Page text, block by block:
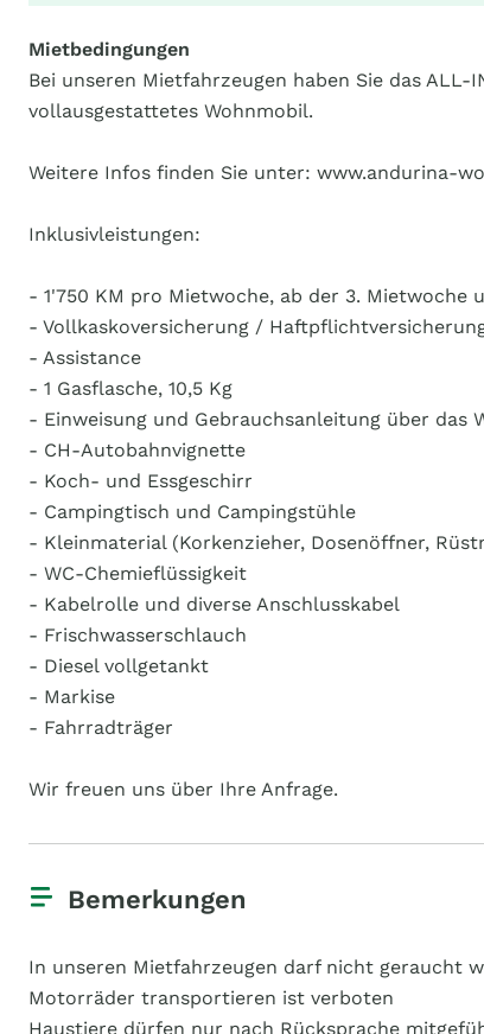
Mietbedingungen
Bei unseren Mietfahrzeugen haben Sie das
vollausgestattetes Wohnmobil.
Weitere Infos finden Sie unter: www.andurina-
Inklusivleistungen:
- 1'750 KM pro Mietwoche, ab der 3. Mietwoche
- Vollkaskoversicherung /
- Assistance
- 1 Gasflasche, 10,5 Kg
- Einweisung und Gebrauchsanleitung über das
- CH-Autobahnvignette
- Koch- und Essgeschirr
- Campingtisch und Campingstühle
- Kleinmaterial (Korkenzieher, Dosenöffner,
- WC-Chemieflüssigkeit
- Kabelrolle und diverse Anschlusskabel
- Frischwasserschlauch
- Diesel vollgetankt
- Markise
- Fahrradträger
Wir freuen uns über Ihre Anfrage.
Bemerkungen
In unseren Mietfahrzeugen darf nicht geraucht
Motorräder transportieren ist verboten
Haustiere dürfen nur nach Rücksprache